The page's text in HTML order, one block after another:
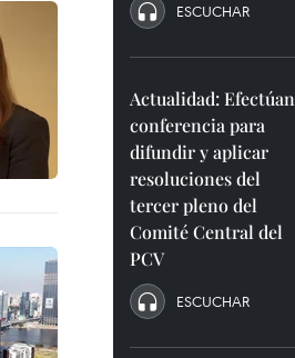
ESCUCHAR
Actualidad: Efectúan
conferencia para
difundir y aplicar
resoluciones del
tercer pleno del
Comité Central del
PCV
ESCUCHAR